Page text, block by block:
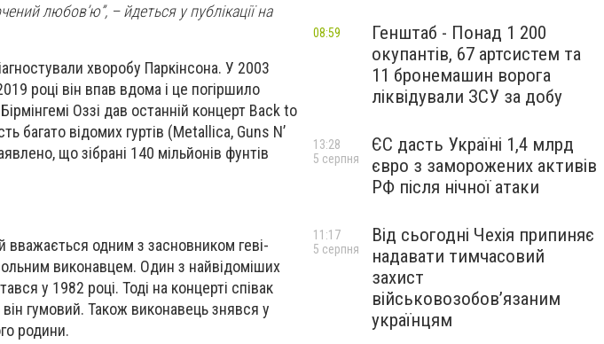
любов’ю”, – йдеться у публікації на
хворобу Паркінсона. У 2003
році він впав вдома і це погіршило
Оззі дав останній концерт Back to
багато відомих гуртів (Metallica, Guns N’
що зібрані 140 мільйонів фунтів
вважається одним з засновником геві-
виконавцем. Один з найвідоміших
у 1982 році. Тоді на концерті співак
гумовий. Також виконавець знявся у
родини.
Генштаб - Понад 1 200
окупантів, 67 артсистем та
11 бронемашин ворога
ліквідували ЗСУ за добу
08:59
ЄС дасть Україні 1,4 млрд
євро з заморожених активів
РФ після нічної атаки
13:28
5 серпня
Від сьогодні Чехія припиняє
надавати тимчасовий
захист
військовозобов’язаним
українцям
11:17
5 серпня